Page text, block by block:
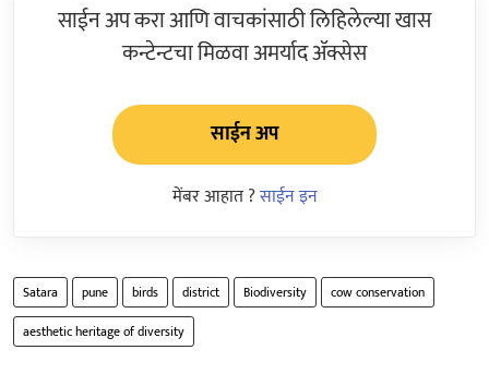
साईन अप करा आणि वाचकांसाठी लिहिलेल्या खास
कन्टेन्टचा मिळवा अमर्याद ॲक्सेस
साईन अप
मेंबर आहात ?साईन इन
Satara pune birds district Biodiversity
cow conservation
aesthetic heritage of diversity